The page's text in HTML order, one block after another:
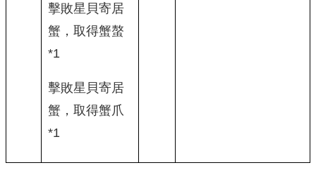
擊敗星貝寄居
蟹，取得蟹螯
*1
擊敗星貝寄居
蟹，取得蟹爪
*1